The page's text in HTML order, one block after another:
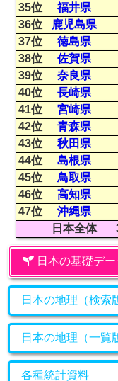
35位
福井県
36位
鹿児島県
37位
徳島県
38位
佐賀県
39位
奈良県
40位
長崎県
41位
宮崎県
42位
青森県
43位
秋田県
44位
島根県
45位
鳥取県
46位
高知県
47位
沖縄県
日本全体
日本の基礎デ
日本の地理（検索
日本の地理（一覧
各種統計資料